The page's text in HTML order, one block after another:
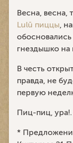
Весна, весна,
Lulū пиццы,
гнездышко на
В честь
правда, не
первую
Пиц-пиц, ура!.
*